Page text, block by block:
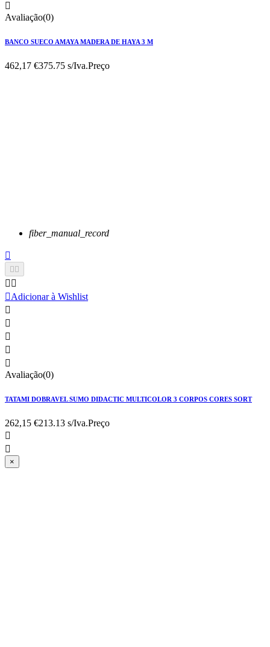

Avaliação(0)
BANCO SUECO AMAYA MADERA DE HAYA 3 M
462,17 €375.75 s/Iva.Preço
fiber_manual_record

 
 
Adicionar à Wishlist





Avaliação(0)
TATAMI DOBRAVEL SUMO DIDACTIC MULTICOLOR 3 CORPOS CORES SORT
262,15 €213.13 s/Iva.Preço


×